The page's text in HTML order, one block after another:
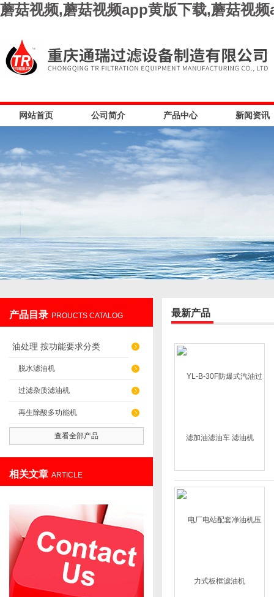
蘑菇视频,蘑菇视频app黄版下载,蘑菇视
重庆蘑菇视频过滤设备制造有限公司
网站首页 公司简介 产品中心 新闻资讯
产品目录 PROUCTS CATALOG
油处理 按功能要求分类
脱水滤油机
过滤杂质滤油机
再生除酸多功能机
查看全部产品
相关文章 ARTICLE
最新产品